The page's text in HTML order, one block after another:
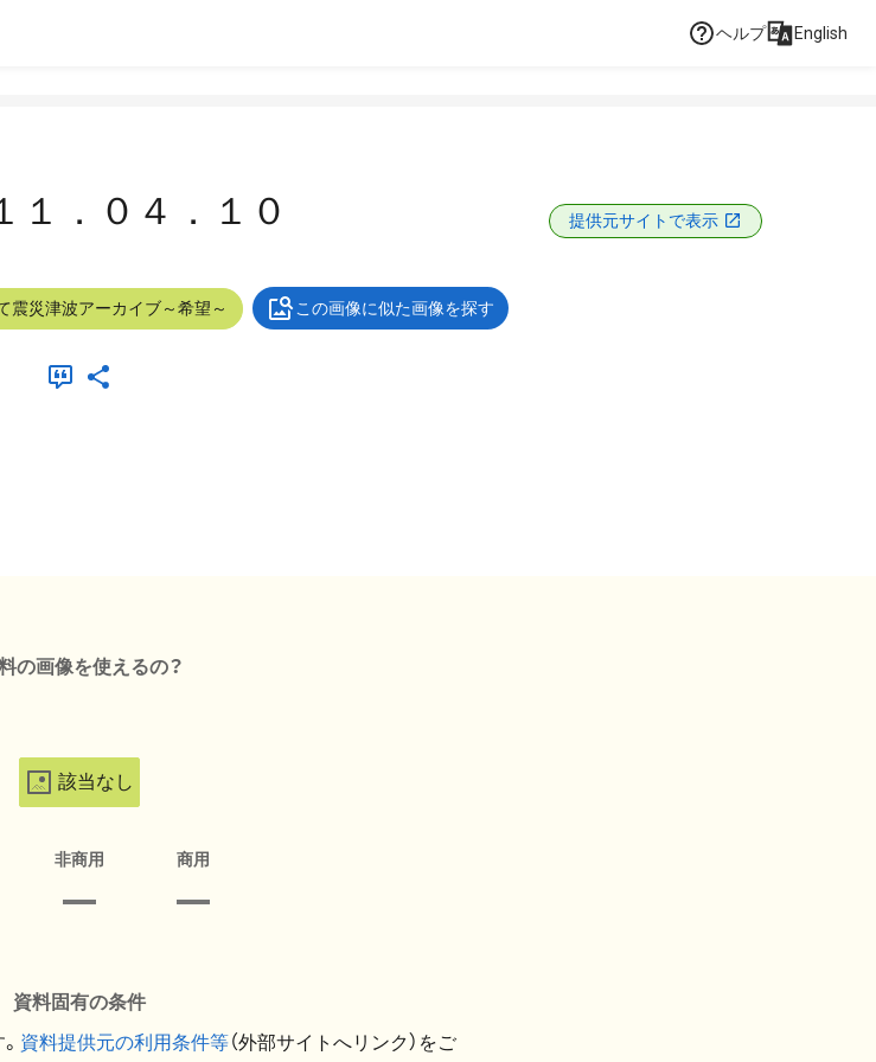
ヘルプ English
１．０４．１０ 提供元サイトで表示
震災津波アーカイブ～希望～ この画像に似た画像を探す
の画像を使えるの？
該当なし
非商用 商用
資料固有の条件
資料提供元の利用条件等（外部サイトへリンク）をご